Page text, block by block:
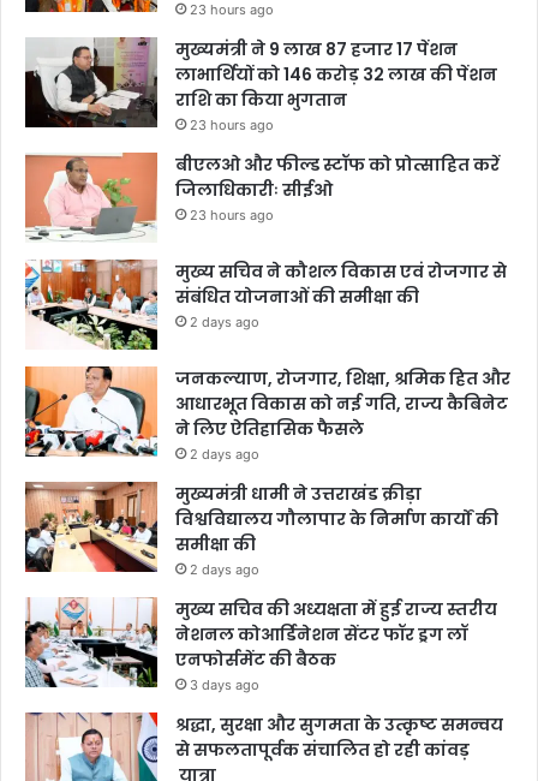
23 hours ago
मुख्यमंत्री ने 9 लाख 87 हजार 17 पेंशन
लाभार्थियों को 146 करोड़ 32 लाख की पेंशन
राशि का किया भुगतान
23 hours ago
बीएलओ और फील्ड स्टॉफ को प्रोत्साहित करें
जिलाधिकारीः सीईओ
23 hours ago
मुख्य सचिव ने कौशल विकास एवं रोजगार से
संबंधित योजनाओं की समीक्षा की
2 days ago
जनकल्याण, रोजगार, शिक्षा, श्रमिक हित और
आधारभूत विकास को नई गति, राज्य कैबिनेट
ने लिए ऐतिहासिक फैसले
2 days ago
मुख्यमंत्री धामी ने उत्तराखंड क्रीड़ा
विश्वविद्यालय गौलापार के निर्माण कार्यों की
समीक्षा की
2 days ago
मुख्य सचिव की अध्यक्षता में हुई राज्य स्तरीय
नेशनल कोआर्डिनेशन सेंटर फॉर ड्रग लॉ
एनफोर्समेंट की बैठक
3 days ago
श्रद्धा, सुरक्षा और सुगमता के उत्कृष्ट समन्वय
से सफलतापूर्वक संचालित हो रही कांवड़
यात्रा